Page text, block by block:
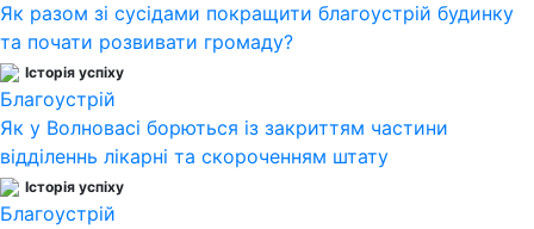
Як разом зі сусідами покращити благоустрій будинку
та почати розвивати громаду?
Історія успіху
Благоустрій
Як у Волновасі борються із закриттям частини
відділеннь лікарні та скороченням штату
Історія успіху
Благоустрій